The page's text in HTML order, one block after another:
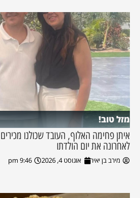
מזל טוב!
איתן פחימה האלוף, העובד שכולנו
לאחרונה את יום הולדתו
מירב בן יאיר אוגוסט 4, 2026 9:46 pm